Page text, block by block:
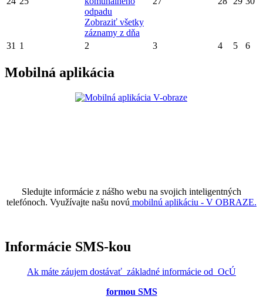
odpadu
Zobraziť všetky
záznamy z dňa
31 1 2 3 4 5 6
Mobilná aplikácia
Sledujte informácie z nášho webu na svojich inteligentných
telefónoch. Využívajte našu novú mobilnú aplikáciu - V OBRAZE.
Informácie SMS-kou
Ak máte záujem dostávať základné informácie od OcÚ
formou SMS